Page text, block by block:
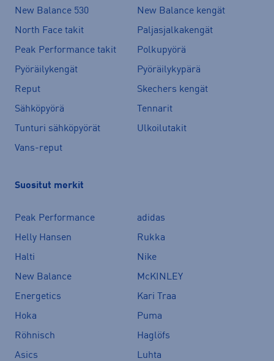
New Balance 530
New Balance kengät
North Face takit
Paljasjalkakengät
Peak Performance takit
Polkupyörä
Pyöräilykengät
Pyöräilykypärä
Reput
Skechers kengät
Sähköpyörä
Tennarit
Tunturi sähköpyörät
Ulkoilutakit
Vans-reput
Suositut merkit
Peak Performance
adidas
Helly Hansen
Rukka
Halti
Nike
New Balance
McKINLEY
Energetics
Kari Traa
Hoka
Puma
Röhnisch
Haglöfs
Asics
Luhta